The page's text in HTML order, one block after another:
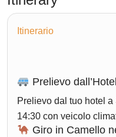
Itinerario
Prelievo dall’Hotel
Prelievo dal tuo hotel
14:30 con veicolo
Giro in Camello